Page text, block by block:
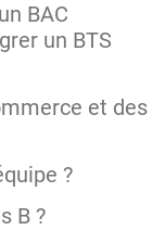
BAC
un BTS
et des
?
B ?